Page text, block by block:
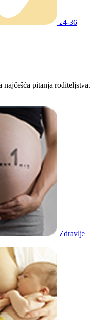
24-36
najčešća pitanja roditeljstva.
Zdravlje